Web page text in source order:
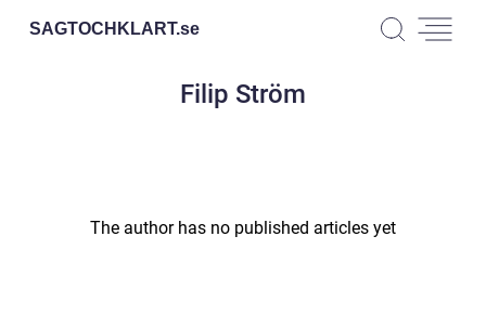
SAGTOCHKLART.se
Filip Ström
The author has no published articles yet